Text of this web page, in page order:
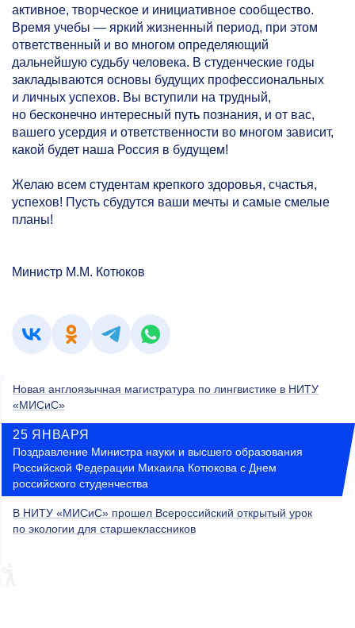
активное, творческое и инициативное сообщество.
Время учебы — яркий жизненный период, при этом
ответственный и во многом определяющий
дальнейшую судьбу человека. В студенческие годы
закладываются основы будущих профессиональных
и личных успехов. Вы вступили на трудный,
но бесконечно интересный путь познания, и от вас,
вашего усердия и ответственности во многом зависит,
какой будет наша Россия в будущем!
Желаю всем студентам крепкого здоровья, счастья,
успехов! Пусть сбудутся ваши мечты и самые смелые
планы!
Министр М.М. Котюков
Новая англоязычная магистратура по лингвистике в НИТУ
«МИСиС»
25 ЯНВАРЯ
Поздравление Министра науки и высшего образования
Российской Федерации Михаила Котюкова с Днем
российского студенчества
В НИТУ «МИСиС» прошел Всероссийский открытый урок
по экологии для старшеклассников